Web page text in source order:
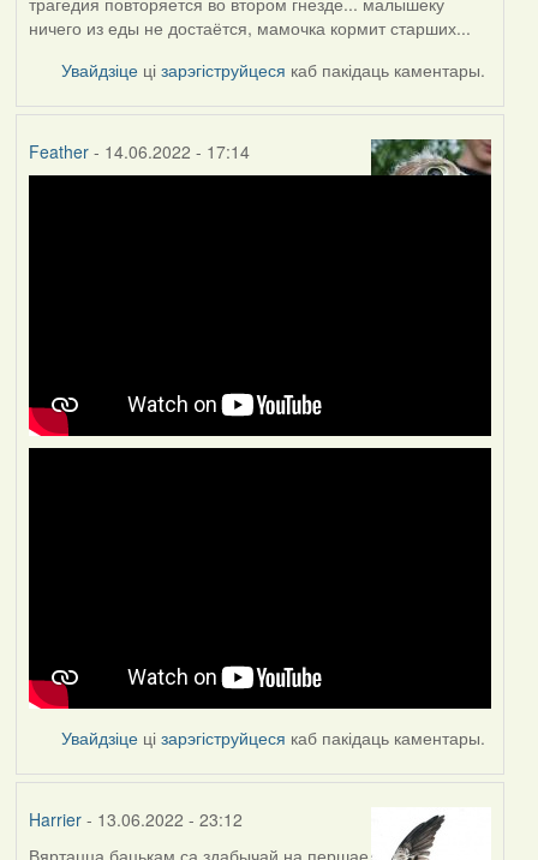
ничего из еды не достаётся, мамочка кормит старших...
Увайдзіце цізарэгіструйцеся каб пакідаць каментары.
Feather- 14.06.2022 - 17:14
Увайдзіце цізарэгіструйцеся каб пакідаць каментары.
Harrier- 13.06.2022 - 23:12